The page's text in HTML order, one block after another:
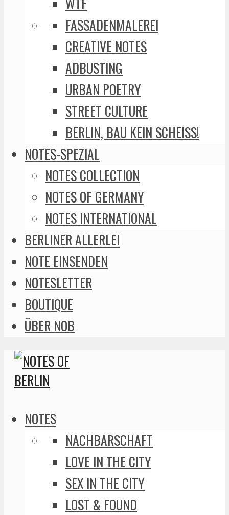
FASSADENMALEREI
CREATIVE NOTES
ADBUSTING
URBAN POETRY
STREET CULTURE
BERLIN, BAU KEIN SCHEISS!
NOTES-SPEZIAL
NOTES COLLECTION
NOTES OF GERMANY
NOTES INTERNATIONAL
BERLINER ALLERLEI
NOTE EINSENDEN
NOTESLETTER
BOUTIQUE
ÜBER NOB
NOTES
NACHBARSCHAFT
LOVE IN THE CITY
SEX IN THE CITY
LOST & FOUND